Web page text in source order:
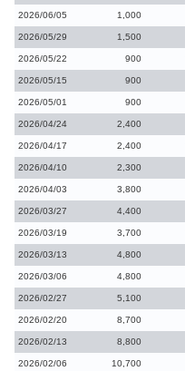
2026/06/05 1,000
2026/05/29 1,500
2026/05/22 900
2026/05/15 900
2026/05/01 900
2026/04/24 2,400
2026/04/17 2,400
2026/04/10 2,300
2026/04/03 3,800
2026/03/27 4,400
2026/03/19 3,700
2026/03/13 4,800
2026/03/06 4,800
2026/02/27 5,100
2026/02/20 8,700
2026/02/13 8,800
2026/02/06 10,700